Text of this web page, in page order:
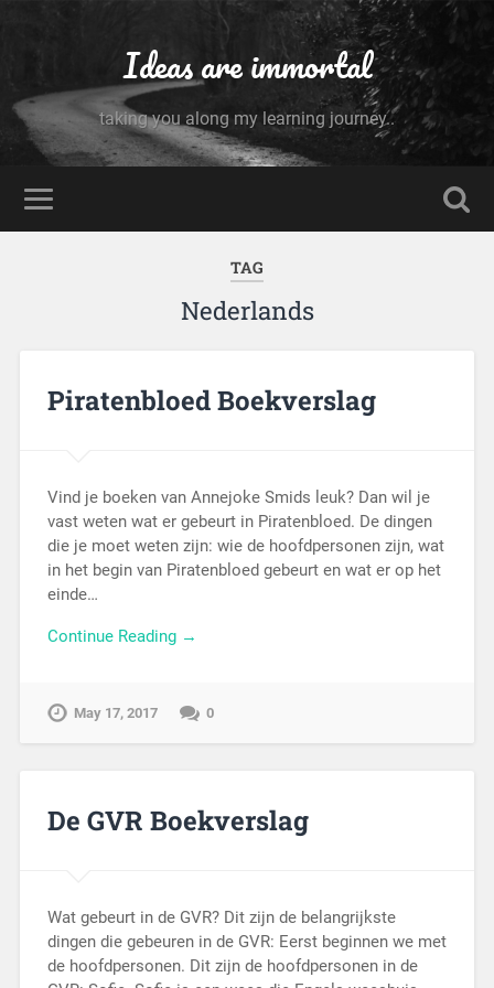
Ideas are immortal
taking you along my learning journey..
TAG
Nederlands
Piratenbloed Boekverslag
Vind je boeken van Annejoke Smids leuk? Dan wil je
vast weten wat er gebeurt in Piratenbloed. De dingen
die je moet weten zijn: wie de hoofdpersonen zijn, wat
in het begin van Piratenbloed gebeurt en wat er op het
einde…
Continue Reading →
May 17, 2017 0
De GVR Boekverslag
Wat gebeurt in de GVR? Dit zijn de belangrijkste
dingen die gebeuren in de GVR: Eerst beginnen we met
de hoofdpersonen. Dit zijn de hoofdpersonen in de